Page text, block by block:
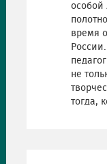
особой
время
не
тогда,